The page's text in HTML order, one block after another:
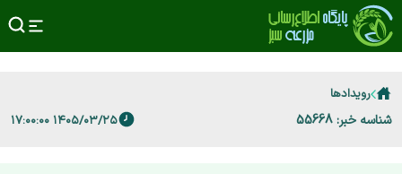
رویدادها
شناسه خبر: 55668 ۱۴۰۵/۰۳/۲۵ ۱۷:۰۰:۰۰